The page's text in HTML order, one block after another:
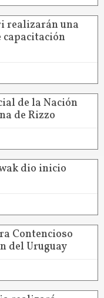
realizarán una
capacitación
de la Nación
de Rizzo
dio inicio
Contencioso
del Uruguay